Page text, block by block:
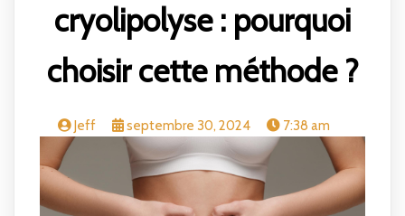
cryolipolyse : pourquoi
choisir cette méthode ?
Jeff septembre 30, 2024 7:38 am